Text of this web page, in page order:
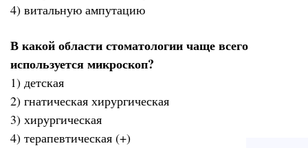
4) витальную ампутацию
В какой области стоматологии чаще всего
используется микроскоп?
1) детская
2) гнатическая хирургическая
3) хирургическая
4) терапевтическая (+)